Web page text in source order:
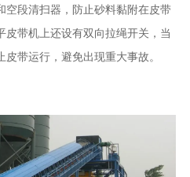
段清扫器，防止砂料黏附在皮带
带机上还设有双向拉绳开关，当
带运行，避免出现重大事故。